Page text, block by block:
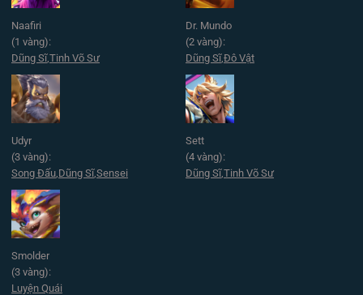
Naafiri
(1 vàng):
Dũng Sĩ,Tinh Võ Sư
Dr. Mundo
(2 vàng):
Dũng Sĩ,Đô Vật
Udyr
(3 vàng):
Song Đấu,Dũng Sĩ,Sensei
Sett
(4 vàng):
Dũng Sĩ,Tinh Võ Sư
Smolder
(3 vàng):
Luyện Quái